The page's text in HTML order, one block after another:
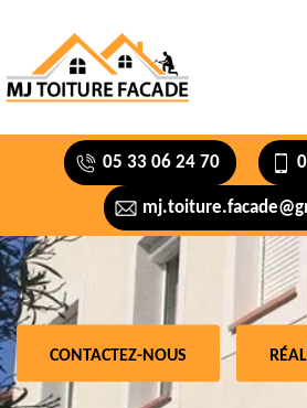
05 33 06 24 70
CONTACTEZ-NOUS